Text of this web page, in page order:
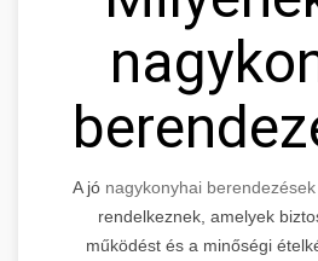
A jó nagykonyhai berendezések
rendelkeznek, amelyek
működést és a minőségi